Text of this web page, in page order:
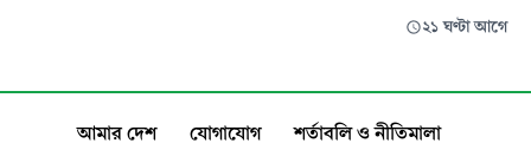
২১ ঘণ্টা আগে
আমার দেশ যোগাযোগ
শর্তাবলি ও নীতিমালা